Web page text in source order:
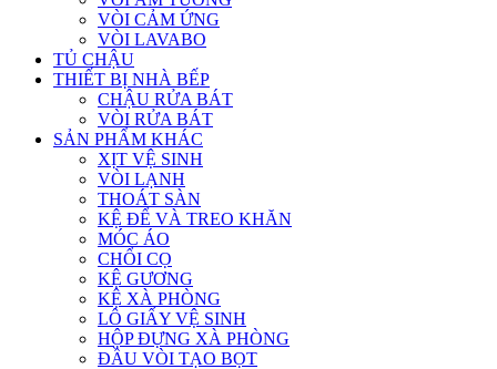
VÒI CẢM ỨNG
VÒI LAVABO
TỦ CHẬU
THIẾT BỊ NHÀ BẾP
CHẬU RỬA BÁT
VÒI RỬA BÁT
SẢN PHẨM KHÁC
XỊT VỆ SINH
VÒI LẠNH
THOÁT SÀN
KỆ ĐỂ VÀ TREO KHĂN
MÓC ÁO
CHỔI CỌ
KỆ GƯƠNG
KỆ XÀ PHÒNG
LÔ GIẤY VỆ SINH
HỘP ĐỰNG XÀ PHÒNG
ĐẦU VÒI TẠO BỌT